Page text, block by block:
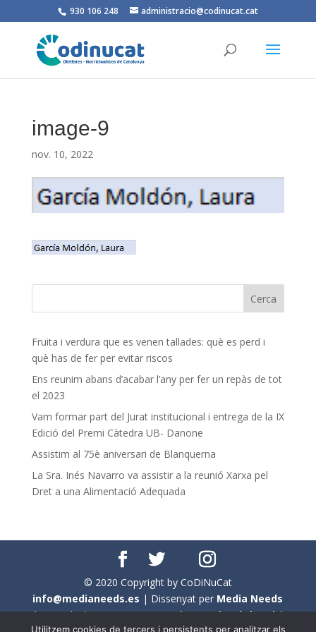
930 106 248 administracio@codinucat.cat
image-9
nov. 10, 2022
Fruita i verdura que es venen tallades: què es perd i
què has de fer per evitar riscos
Ens reunim abans d’acabar l’any per fer un repàs de tot
el 2023
Vam formar part del Jurat institucional i entrega de la IX
Edició del Premi Càtedra UB- Danone
Assistim al 75è aniversari de Blanquerna
La Sra. Inés Navarro va assistir a la reunió Xarxa pel
Dret a una Alimentació Adequada
© 2020 Copyright by CoDiNuCat
info@medianeeds.es | Dissenyat per Media Needs
| Tots els drets reservats aCoDiNuCat |Avís legal|
Utilitzem cookies de tercers i persistents per analitzar els